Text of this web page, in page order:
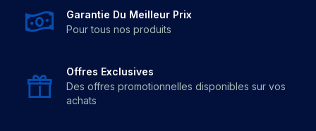
Garantie Du Meilleur Prix
Pour tous nos produits
Offres Exclusives
Des offres promotionnelles disponibles sur vos
achats